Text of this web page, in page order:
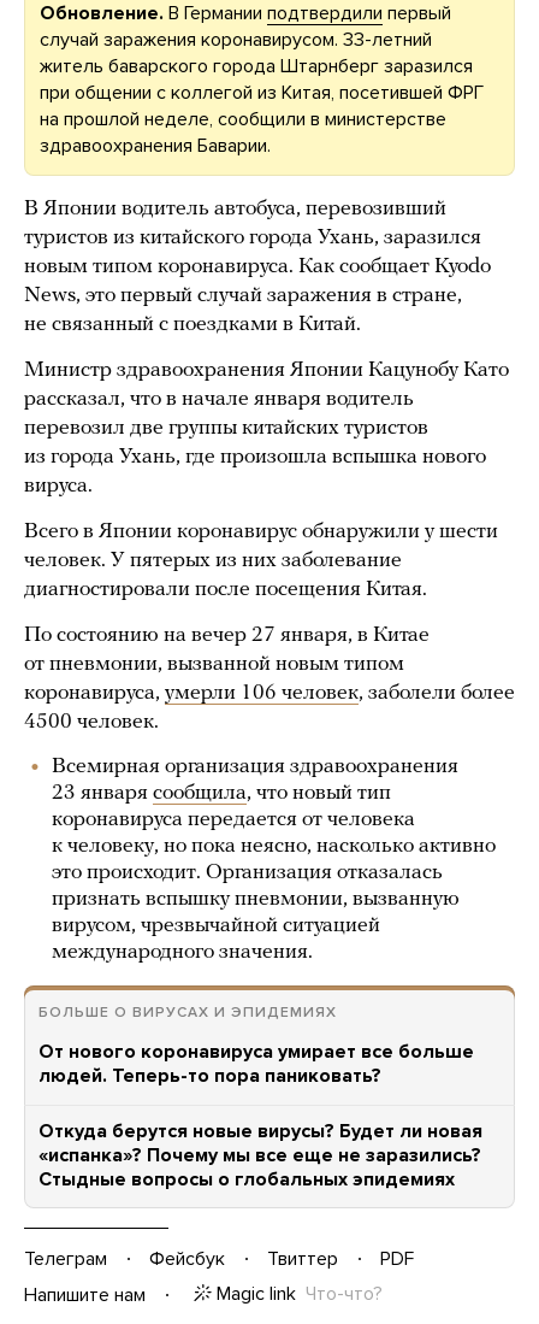
Обновление. В Германии подтвердили первый
случай заражения коронавирусом. 33-летний
житель баварского города Штарнберг заразился
при общении с коллегой из Китая, посетившей ФРГ
на прошлой неделе, сообщили в министерстве
здравоохранения Баварии.
В Японии водитель автобуса, перевозивший
туристов из китайского города Ухань, заразился
новым типом коронавируса. Как сообщает Kyodo
News, это первый случай заражения в стране,
не связанный с поездками в Китай.
Министр здравоохранения Японии Кацунобу Като
рассказал, что в начале января водитель
перевозил две группы китайских туристов
из города Ухань, где произошла вспышка нового
вируса.
Всего в Японии коронавирус обнаружили у шести
человек. У пятерых из них заболевание
диагностировали после посещения Китая.
По состоянию на вечер 27 января, в Китае
от пневмонии, вызванной новым типом
коронавируса, умерли 106 человек, заболели более
4500 человек.
Всемирная организация здравоохранения
23 января сообщила, что новый тип
коронавируса передается от человека
к человеку, но пока неясно, насколько активно
это происходит. Организация отказалась
признать вспышку пневмонии, вызванную
вирусом, чрезвычайной ситуацией
международного значения.
БОЛЬШЕ О ВИРУСАХ И ЭПИДЕМИЯХ
От нового коронавируса умирает все больше
людей. Теперь-то пора паниковать?
Откуда берутся новые вирусы? Будет ли новая
«испанка»? Почему мы все еще не заразились?
Стыдные вопросы о глобальных эпидемиях
Телеграм Фейсбук Твиттер
PDF
Напишите нам
Magic link Что-что?